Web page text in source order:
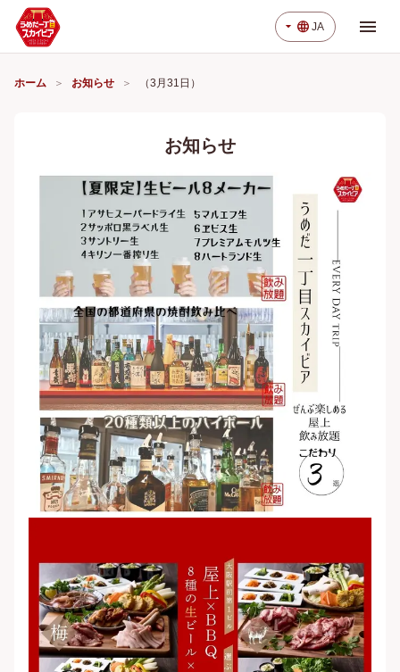
arrow_drop_down language JA menu
ホーム お知らせ （3月31日）
お知らせ